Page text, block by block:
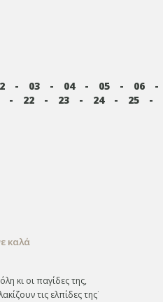
- 03 - 04 - 05 - 06 -
- 22 - 23 - 24 - 25 -
καλά
κι οι παγίδες της,
τις ελπίδες της˙